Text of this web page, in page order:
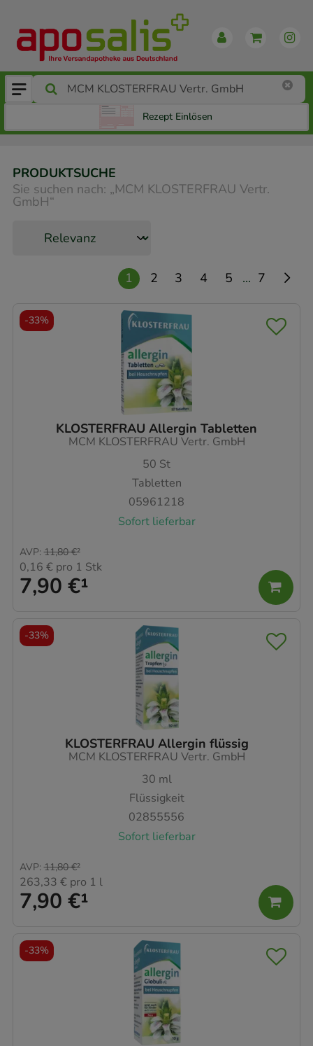
Rezept Einlösen
PRODUKTSUCHE
Sie suchen nach: „MCM KLOSTERFRAU Vertr.
GmbH“
1 2 3 4 5 ... 7
KLOSTERFRAU Allergin Tabletten
MCM KLOSTERFRAU Vertr. GmbH
50 St
Tabletten
05961218
Sofort lieferbar
7,90 €¹
AVP: 11,80 €²
0,16 € pro 1 Stk
-33%
KLOSTERFRAU Allergin flüssig
MCM KLOSTERFRAU Vertr. GmbH
30 ml
Flüssigkeit
02855556
Sofort lieferbar
7,90 €¹
AVP: 11,80 €²
263,33 € pro 1 l
-33%
-33%